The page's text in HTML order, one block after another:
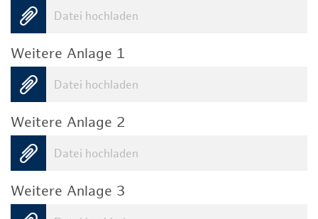
Datei hochladen
Weitere Anlage 1
Datei hochladen
Weitere Anlage 2
Datei hochladen
Weitere Anlage 3